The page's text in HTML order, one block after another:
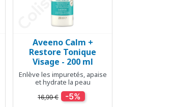
Aperçu rapide
Aveeno Calm +
Restore Tonique
Visage - 200 ml
Enlève les impuretés, apaise
et hydrate la peau
16,99 € -5%